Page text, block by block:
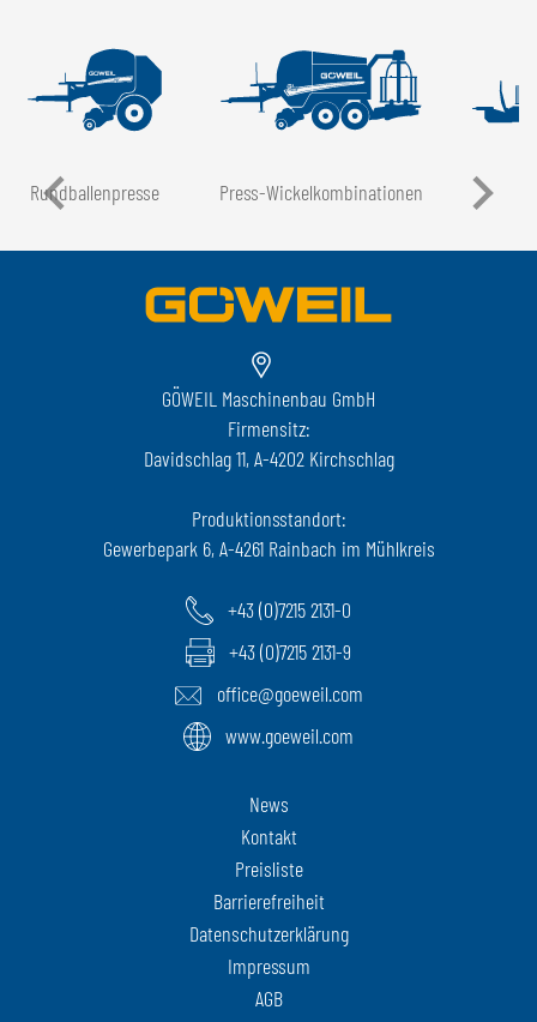
Rundballen­presse Press-Wickel­kombinationen
GÖWEIL Maschinenbau GmbH
Firmensitz:
Davidschlag 11, A-4202 Kirchschlag
Produktionsstandort:
Gewerbepark 6, A-4261 Rainbach im Mühlkreis
+43 (0)7215 2131-0
+43 (0)7215 2131-9
office@goeweil.com
www.goeweil.com
News
Kontakt
Preisliste
Barrierefreiheit
Datenschutzerklärung
Impressum
AGB